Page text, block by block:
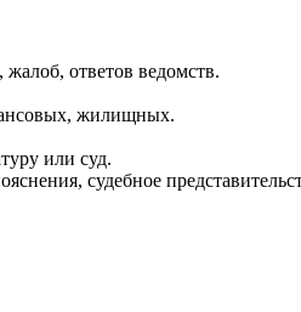
ответов ведомств.
жилищных.
или суд.
судебное